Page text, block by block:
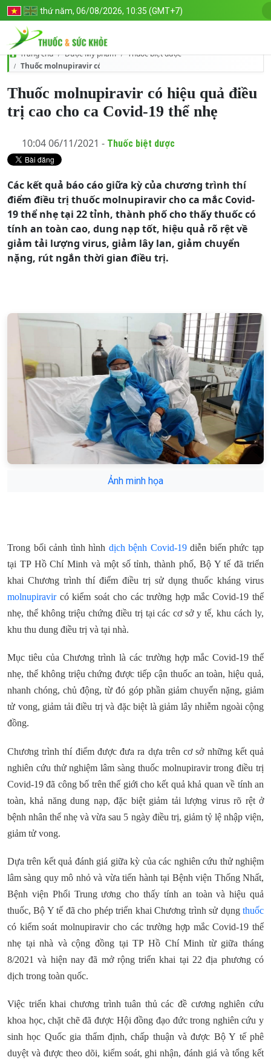
thứ năm, 06/08/2026, 10:35 (GMT+7)
Trang chủ Dược Mỹ phẩm
Thuốc biệt dược
Thuốc molnupiravir có hiệu quả điều trị cao cho ca Covid-19 thể nhẹ
Thuốc molnupiravir có hiệu quả điều
trị cao cho ca Covid-19 thể nhẹ
10:04 06/11/2021 - Thuốc biệt dược
Các kết quả báo cáo giữa kỳ của chương trình thí
điểm điều trị thuốc molnupiravir cho ca mắc Covid-
19 thể nhẹ tại 22 tỉnh, thành phố cho thấy thuốc có
tính an toàn cao, dung nạp tốt, hiệu quả rõ rệt về
giảm tải lượng virus, giảm lây lan, giảm chuyển
nặng, rút ngắn thời gian điều trị.
Ảnh minh họa
Trong bối cảnh tình hình dịch bệnh Covid-19diễn biến phức tạp
tại TP Hồ Chí Minh và một số tỉnh, thành phố, Bộ Y tế đã triển
khai Chương trình thí điểm điều trị sử dụng thuốc kháng virus
molnupiravircó kiểm soát cho các trường hợp mắc Covid-19 thể
nhẹ, thể không triệu chứng điều trị tại các cơ sở y tế, khu cách ly,
khu thu dung điều trị và tại nhà.
Mục tiêu của Chương trình là các trường hợp mắc Covid-19 thể
nhẹ, thể không triệu chứng được tiếp cận thuốc an toàn, hiệu quả,
nhanh chóng, chủ động, từ đó góp phần giảm chuyển nặng, giảm
tử vong, giảm tải điều trị và đặc biệt là giảm lây nhiễm ngoài cộng
đồng.
Chương trình thí điểm được đưa ra dựa trên cơ sở những kết quả
nghiên cứu thử nghiệm lâm sàng thuốc molnupiravir trong điều trị
Covid-19 đã công bố trên thế giới cho kết quả khả quan về tính an
toàn, khả năng dung nạp, đặc biệt giảm tải lượng virus rõ rệt ở
bệnh nhân thể nhẹ và vừa sau 5 ngày điều trị, giảm tỷ lệ nhập viện,
giảm tử vong.
Dựa trên kết quả đánh giá giữa kỳ của các nghiên cứu thử nghiệm
lâm sàng quy mô nhỏ và vừa tiến hành tại Bệnh viện Thống Nhất,
Bệnh viện Phổi Trung ương cho thấy tính an toàn và hiệu quả
thuốc, Bộ Y tế đã cho phép triển khai Chương trình sử dụng thuốc
có kiểm soát molnupiravir cho các trường hợp mắc Covid-19 thể
nhẹ tại nhà và cộng đồng tại TP Hồ Chí Minh từ giữa tháng
8/2021 và hiện nay đã mở rộng triển khai tại 22 địa phương có
dịch trong toàn quốc.
Việc triển khai chương trình tuân thủ các đề cương nghiên cứu
khoa học, chặt chẽ đã được Hội đồng đạo đức trong nghiên cứu y
sinh học Quốc gia thẩm định, chấp thuận và được Bộ Y tế phê
duyệt và được theo dõi, kiểm soát, ghi nhận, đánh giá và tổng kết